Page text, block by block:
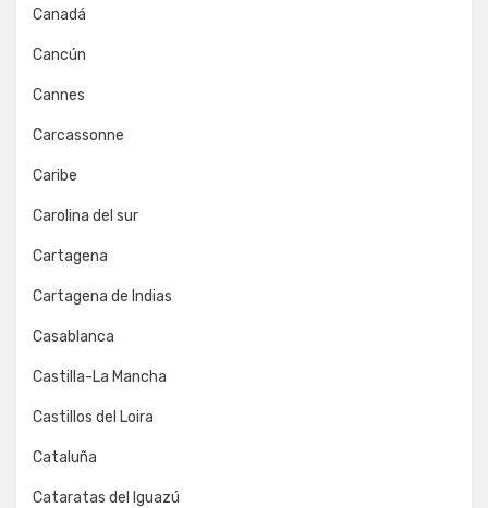
Canadá
Cancún
Cannes
Carcassonne
Caribe
Carolina del sur
Cartagena
Cartagena de Indias
Casablanca
Castilla-La Mancha
Castillos del Loira
Cataluña
Cataratas del Iguazú